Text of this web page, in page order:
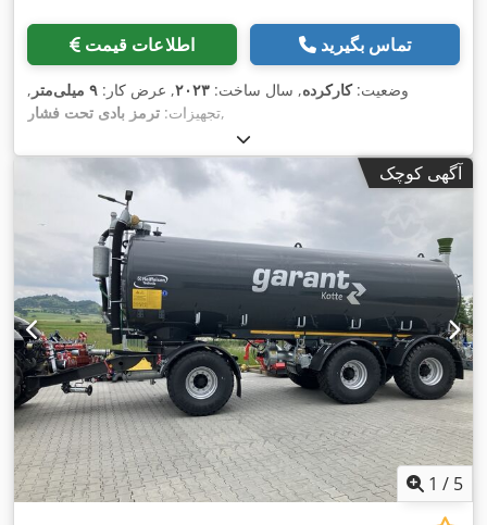
اطلاعات قیمت تماس بگیرید
وضعیت:کارکرده, سال ساخت: ۲۰۲۳, عرض کار: ۹ میلی‌متر
,
تجهیزات: ترمز بادی تحت فشار ,
آگهی کوچک
1 / 5